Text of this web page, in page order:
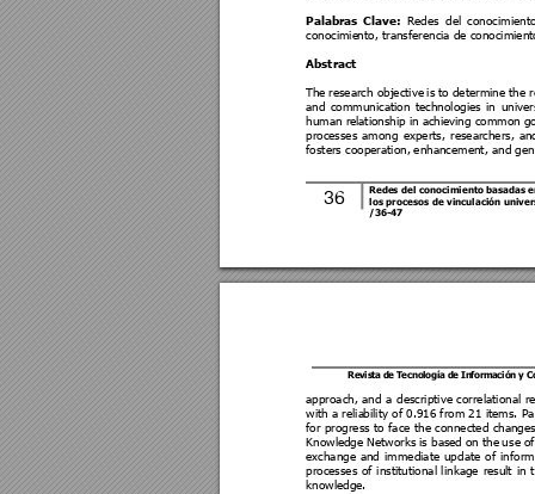
36
Palabras Clave: Redes del
conocimiento, transferencia de
Abstract
The research objective is to determine the
and communication technologies in un
human relationship in achieving common
processes among experts, researchers,
fosters cooperation, enhancement, and
Redes del conocimiento basadas
los procesos de vinculación
/36-47
Revista de Tecnología de Información y
approach, and a descriptive correlational
with a reliability of 0.916 from 21 items. P
for progress to face the connected changes
Knowledge Networks is based on the use
exchange and immediate update of
processes of institutional inkage result in
knowledge.